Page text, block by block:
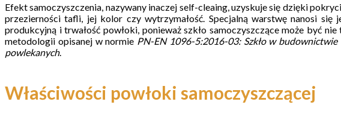
Efekt samoczyszczenia, nazywany inaczej self-cleaing, uzyskuje się dzięki
przezierności tafli, jej kolor czy wytrzymałość. Specjalną warstwę nanosi
produkcyjną i trwałość powłoki, ponieważ szkło samoczyszczące może być
metodologii opisanej w normie PN-EN 1096-5:2016-03: Szkło w budownictwie
powlekanych.
Właściwości powłoki samoczyszczącej